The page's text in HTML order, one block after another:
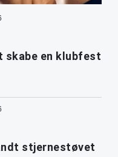
skabe en klubfest
stjernestøvet